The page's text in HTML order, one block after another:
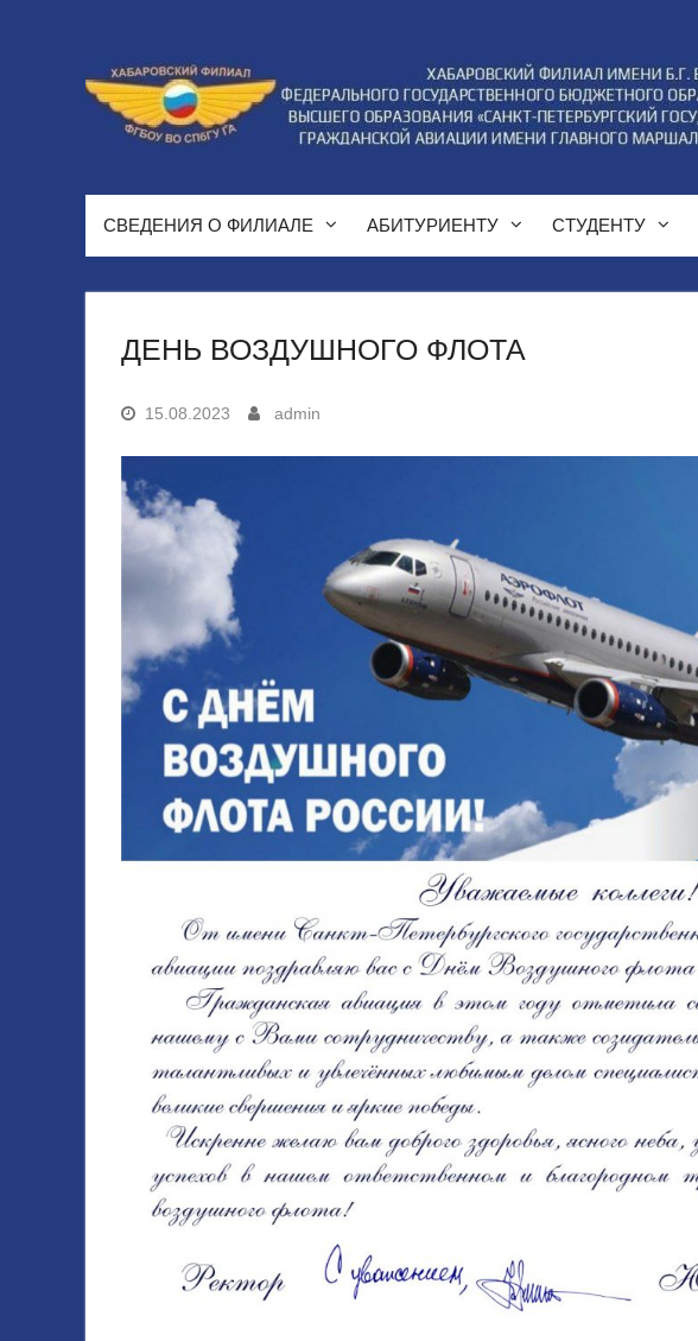
СВЕДЕНИЯ О ФИЛИАЛЕ АБИТУРИЕНТУ СТУДЕНТУ
ДЕНЬ ВОЗДУШНОГО ФЛОТА
15.08.2023 admin